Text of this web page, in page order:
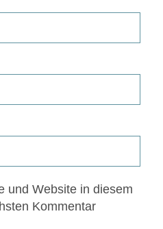
und Website in diesem
Kommentar